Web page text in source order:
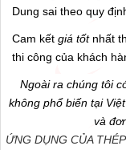
Dung sai theo quy
Cam kếtgiá tốt nhất
thi công của khách
Ngoài ra chúng tôi
không phổ biến tại
và
ỨNG DỤNG CỦA